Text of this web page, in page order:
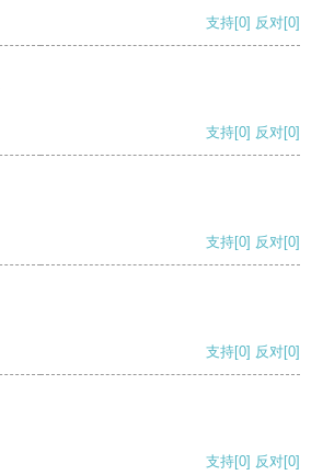
支持[0] 反对[0]
支持[0] 反对[0]
支持[0] 反对[0]
支持[0] 反对[0]
支持[0] 反对[0]